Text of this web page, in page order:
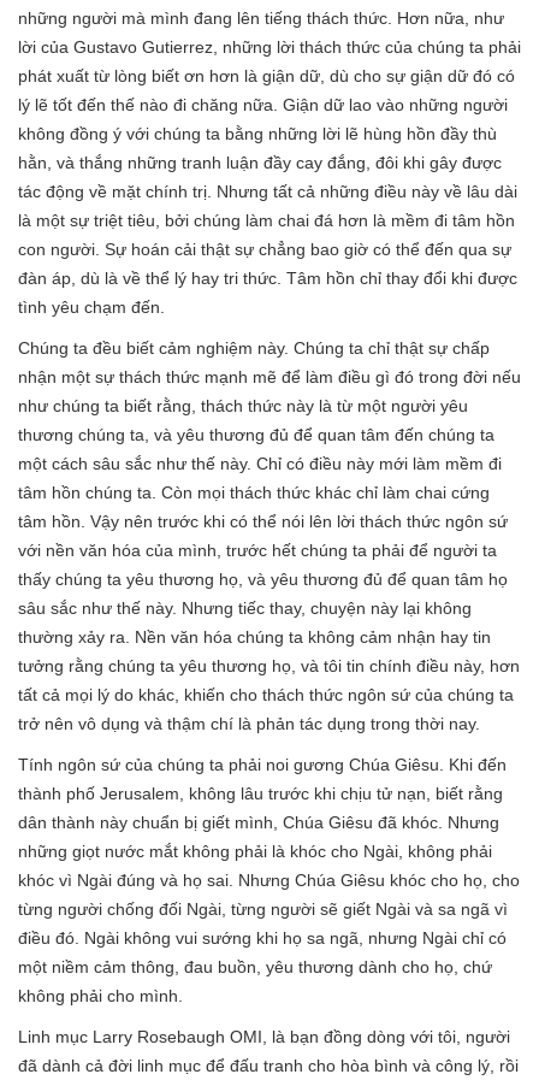
những người mà mình đang lên tiếng thách thức. Hơn nữa, như
lời của Gustavo Gutierrez, những lời thách thức của chúng ta phải
phát xuất từ lòng biết ơn hơn là giận dữ, dù cho sự giận dữ đó có
lý lẽ tốt đến thế nào đi chăng nữa. Giận dữ lao vào những người
không đồng ý với chúng ta bằng những lời lẽ hùng hồn đầy thù
hằn, và thắng những tranh luận đầy cay đắng, đôi khi gây được
tác động về mặt chính trị. Nhưng tất cả những điều này về lâu dài
là một sự triệt tiêu, bởi chúng làm chai đá hơn là mềm đi tâm hồn
con người. Sự hoán cải thật sự chẳng bao giờ có thể đến qua sự
đàn áp, dù là về thể lý hay tri thức. Tâm hồn chỉ thay đổi khi được
tình yêu chạm đến.
Chúng ta đều biết cảm nghiệm này. Chúng ta chỉ thật sự chấp
nhận một sự thách thức mạnh mẽ để làm điều gì đó trong đời nếu
như chúng ta biết rằng, thách thức này là từ một người yêu
thương chúng ta, và yêu thương đủ để quan tâm đến chúng ta
một cách sâu sắc như thế này. Chỉ có điều này mới làm mềm đi
tâm hồn chúng ta. Còn mọi thách thức khác chỉ làm chai cứng
tâm hồn. Vậy nên trước khi có thể nói lên lời thách thức ngôn sứ
với nền văn hóa của mình, trước hết chúng ta phải để người ta
thấy chúng ta yêu thương họ, và yêu thương đủ để quan tâm họ
sâu sắc như thế này. Nhưng tiếc thay, chuyện này lại không
thường xảy ra. Nền văn hóa chúng ta không cảm nhận hay tin
tưởng rằng chúng ta yêu thương họ, và tôi tin chính điều này, hơn
tất cả mọi lý do khác, khiến cho thách thức ngôn sứ của chúng ta
trở nên vô dụng và thậm chí là phản tác dụng trong thời nay.
Tính ngôn sứ của chúng ta phải noi gương Chúa Giêsu. Khi đến
thành phố Jerusalem, không lâu trước khi chịu tử nạn, biết rằng
dân thành này chuẩn bị giết mình, Chúa Giêsu đã khóc. Nhưng
những giọt nước mắt không phải là khóc cho Ngài, không phải
khóc vì Ngài đúng và họ sai. Nhưng Chúa Giêsu khóc cho họ, cho
từng người chống đối Ngài, từng người sẽ giết Ngài và sa ngã vì
điều đó. Ngài không vui sướng khi họ sa ngã, nhưng Ngài chỉ có
một niềm cảm thông, đau buồn, yêu thương dành cho họ, chứ
không phải cho mình.
Linh mục Larry Rosebaugh OMI, là bạn đồng dòng với tôi, người
đã dành cả đời linh mục để đấu tranh cho hòa bình và công lý, rồi